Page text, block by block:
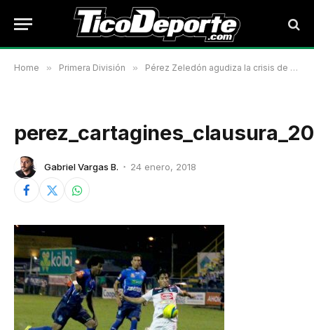
Home » Primera División » Pérez Zeledón agudiza la crisis de Cartaginés
Gabriel Vargas B. 24 enero, 2018